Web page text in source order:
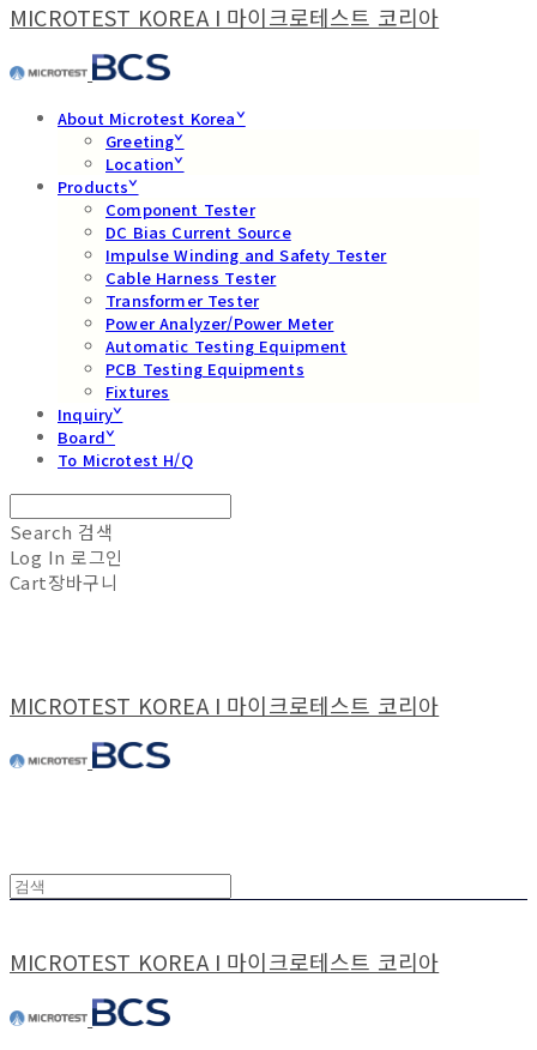
MICROTEST KOREA I 마이크로테스트 코리아
About Microtest Koreaˇ
Greetingˇ
Locationˇ
Productsˇ
Component Tester
DC Bias Current Source
Impulse Winding and Safety Tester
Cable Harness Tester
Transformer Tester
Power Analyzer/Power Meter
Automatic Testing Equipment
PCB Testing Equipments
Fixtures
Inquiryˇ
Boardˇ
To Microtest H/Q
Search 검색
Log In 로그인
Cart장바구니
MICROTEST KOREA I 마이크로테스트 코리아
MICROTEST KOREA I 마이크로테스트 코리아